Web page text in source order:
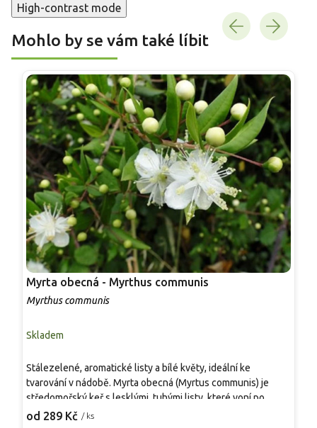
High-contrast mode
Mohlo by se vám také líbit
Myrta obecná - Myrthus communis
Myrthus communis
Skladem
od 289 Kč / ks
Stálezelené, aromatické listy a bílé květy, ideální ke
tvarování v nádobě. Myrta obecná (Myrtus communis) je
středomořský keř s lesklými, tuhými listy, které voní po
silicích při dotyku. V červnu až srpnu nese bílé květy s